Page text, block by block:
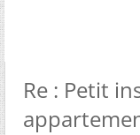
Re : Petit